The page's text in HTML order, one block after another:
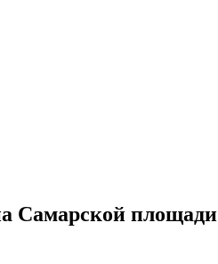
Самарской площади